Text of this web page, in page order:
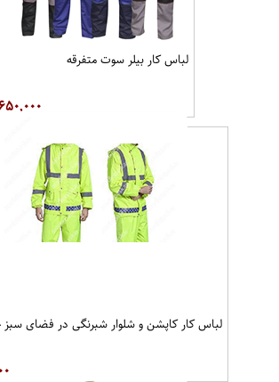
لباس کار بیلر سوت متفرقه
۶۵۰,۰۰۰
لباس کار کاپشن و شلوار شبرنگی در فضای